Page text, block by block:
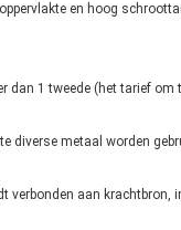
en hoog
1 tweede (het tarief
diverse metaal worden
aan